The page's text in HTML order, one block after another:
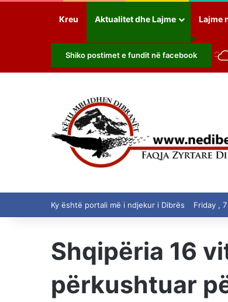
Kreu Aktualitet dhe Lajme Lajme
Shiko postimet e fundit në facebook
Ky është portali më i ndjekur i Dibrës Friday ,
Shqipëria 16
përkushtuar